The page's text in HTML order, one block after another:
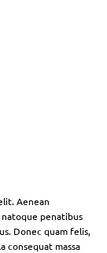
Aenean
natoque penatibus
Donec quam felis,
consequat massa